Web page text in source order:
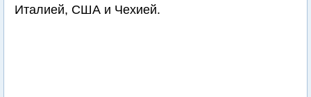
Италией, США и Чехией.